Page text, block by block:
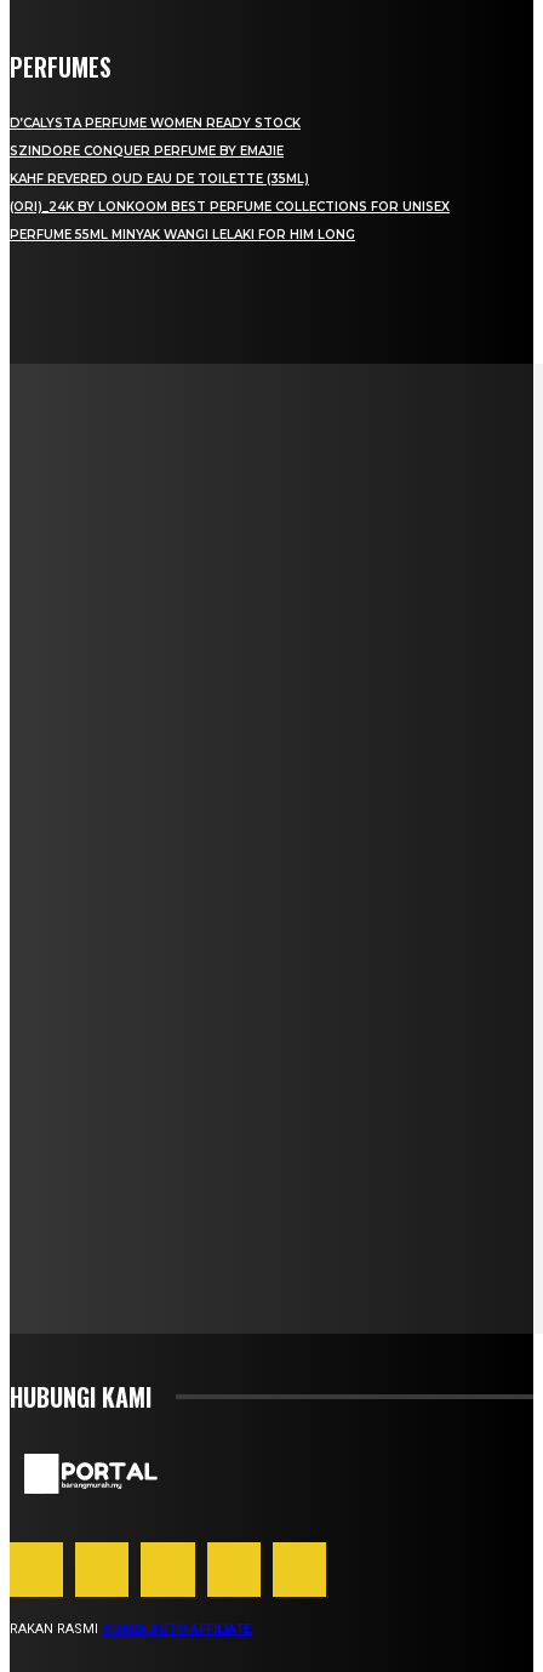
PERFUMES
D’CALYSTA PERFUME WOMEN READY STOCK
SZINDORE CONQUER PERFUME BY EMAJIE
KAHF REVERED OUD EAU DE TOILETTE (35ML)
(ORI)_24K BY LONKOOM BEST PERFUME COLLECTIONS FOR UNISEX
PERFUME 55ML MINYAK WANGI LELAKI FOR HIM LONG
HUBUNGI KAMI
RAKAN RASMI SUARA AUTO AFFILIATE